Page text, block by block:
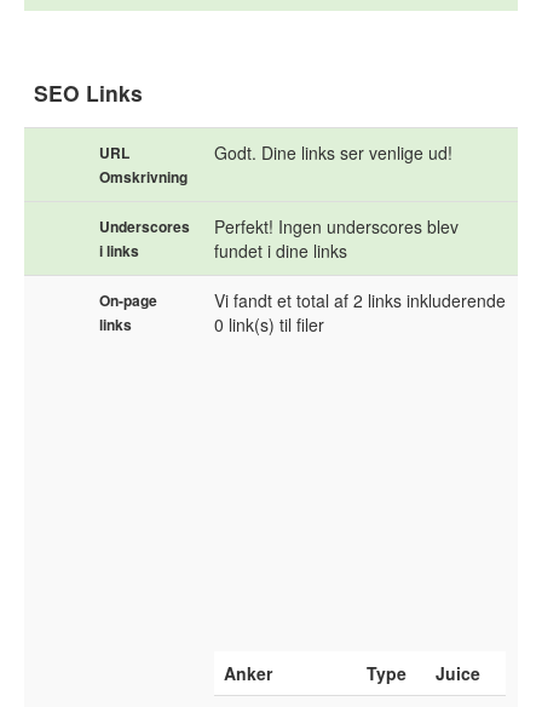
SEO Links
URL
Omskrivning
Godt. Dine links ser venlige ud!
Underscores
i links
Perfekt! Ingen underscores blev
fundet i dine links
On-page
links
Vi fandt et total af 2 links inkluderende
0 link(s) til filer
Anker Type
Juice